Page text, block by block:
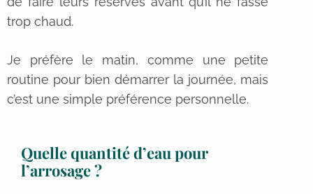
trop chaud.
Je préfère le matin, comme une petite
routine pour bien démarrer la journée, mais
c’est une simple préférence personnelle.
Quelle quantité d’eau pour
l’arrosage ?